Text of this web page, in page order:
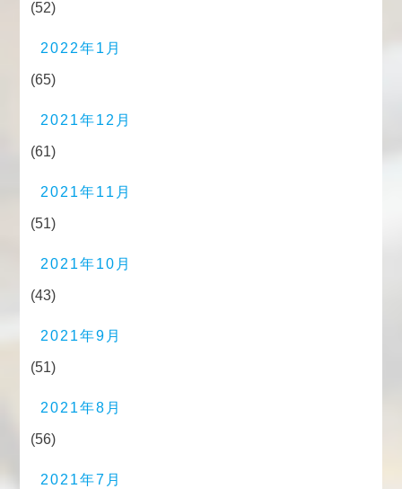
(52)
2022年1月
(65)
2021年12月
(61)
2021年11月
(51)
2021年10月
(43)
2021年9月
(51)
2021年8月
(56)
2021年7月